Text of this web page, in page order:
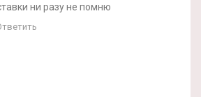
ни разу не помню